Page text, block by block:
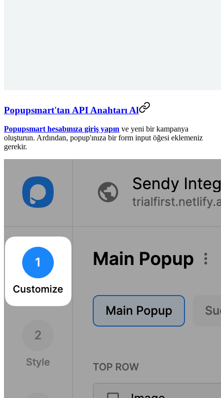
Popupsmart'tan API Anahtarı Al
Popupsmart hesabınıza giriş yapın ve yeni bir kampanya
oluşturun. Ardından, popup'ınıza bir form input öğesi eklemeniz
gerekir.